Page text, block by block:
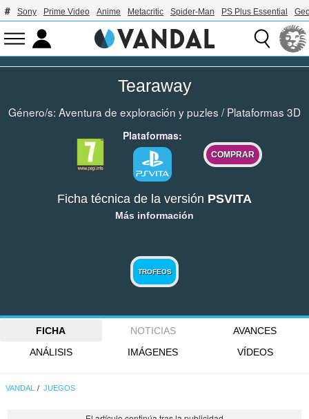
Sony Prime Video Anime Metacritic Spider-Man PS Plus Essential
Tearaway
Género/s: Aventura de exploración y puzles/Plataformas 3D
Plataformas:
COMPRAR
Ficha técnica de la versión PSVITA
Más información
TROFEOS
FICHA NOTICIAS
AVANCES
ANÁLISIS
IMÁGENES VÍDEOS
VANDAL JUEGOS